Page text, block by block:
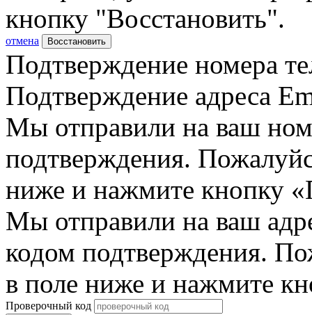
кнопку "Восстановить".
отмена Восстановить
Подтверждение номера
Подтверждение адреса
Мы отправили на ваш
подтверждения.
ниже и нажмите кнопку
Мы отправили на ваш
кодом подтверждения.
в поле ниже и нажмите
Проверочный код